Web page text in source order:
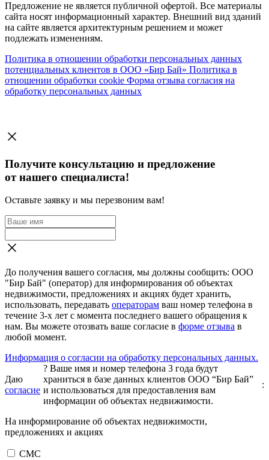
Предложение не является публичной офертой. Все материалы
сайта носят информационный характер. Внешний вид зданий
на сайте является архитектурным решением и может
подлежать изменениям.
Политика в отношении обработки персональных данных
потенциальных клиентов в ООО «Бир Бай» Политика в
отношении обработки cookie Форма отзыва согласия на
обработку персональных данных
Получите консультацию и предложение
от нашего специалиста!
Оставьте заявку и мы перезвоним вам!
До получения вашего согласия, мы должны сообщить: ООО
"Бир Бай" (оператор) для информирования об объектах
недвижимости, предложениях и акциях будет хранить,
использовать, передавать операторам ваш номер телефона в
течение 3-х лет с момента последнего вашего обращения к
нам. Вы можете отозвать ваше согласие в форме отзыва в
любой момент.
Информация о согласии на обработку персональных данных.
Даю
согласие
? Ваше имя и номер телефона 3 года будут
храниться в базе данных клиентов ООО “Бир Бай”
и использоваться для предоставления вам
информации об объектах недвижимости.
:
На информирование об объектах недвижимости,
предложениях и акциях
СМС